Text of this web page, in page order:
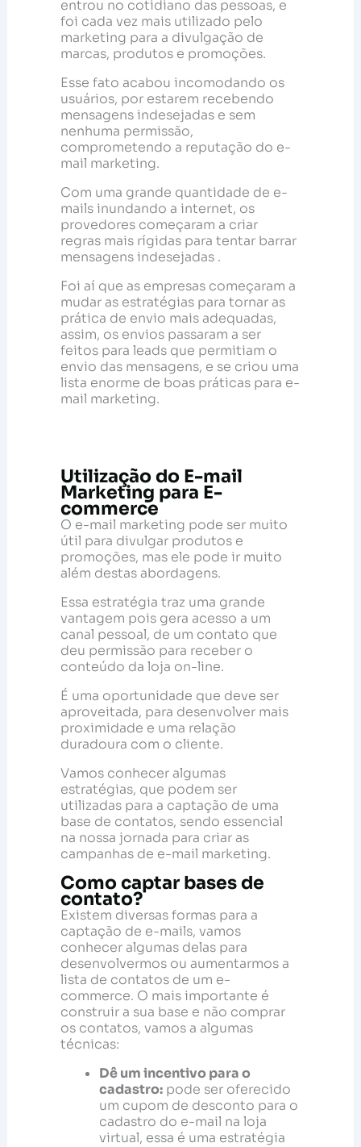
entrou no cotidiano das pessoas, e
foi cada vez mais utilizado pelo
marketing para a divulgação de
marcas, produtos e promoções.
Esse fato acabou incomodando os
usuários, por estarem recebendo
mensagens indesejadas e sem
nenhuma permissão,
comprometendo a reputação do e-
mail marketing.
Com uma grande quantidade de e-
mails inundando a internet, os
provedores começaram a criar
regras mais rígidas para tentar barrar
mensagens indesejadas .
Foi aí que as empresas começaram a
mudar as estratégias para tornar as
prática de envio mais adequadas,
assim, os envios passaram a ser
feitos para leads que permitiam o
envio das mensagens, e se criou uma
lista enorme de boas práticas para e-
mail marketing.
Utilização do E-mail
Marketing para E-
commerce
O e-mail marketing pode ser muito
útil para divulgar produtos e
promoções, mas ele pode ir muito
além destas abordagens.
Essa estratégia traz uma grande
vantagem pois gera acesso a um
canal pessoal, de um contato que
deu permissão para receber o
conteúdo da loja on-line.
É uma oportunidade que deve ser
aproveitada, para desenvolver mais
proximidade e uma relação
duradoura com o cliente.
Vamos conhecer algumas
estratégias, que podem ser
utilizadas para a captação de uma
base de contatos, sendo essencial
na nossa jornada para criar as
campanhas de e-mail marketing.
Como captar bases de
contato?
Existem diversas formas para a
captação de e-mails, vamos
conhecer algumas delas para
desenvolvermos ou aumentarmos a
lista de contatos de um e-
commerce. O mais importante é
construir a sua base e não comprar
os contatos, vamos a algumas
técnicas:
Dê um incentivo para o
cadastro:pode ser oferecido
um cupom de desconto para o
cadastro do e-mail na loja
virtual, essa é uma estratégia